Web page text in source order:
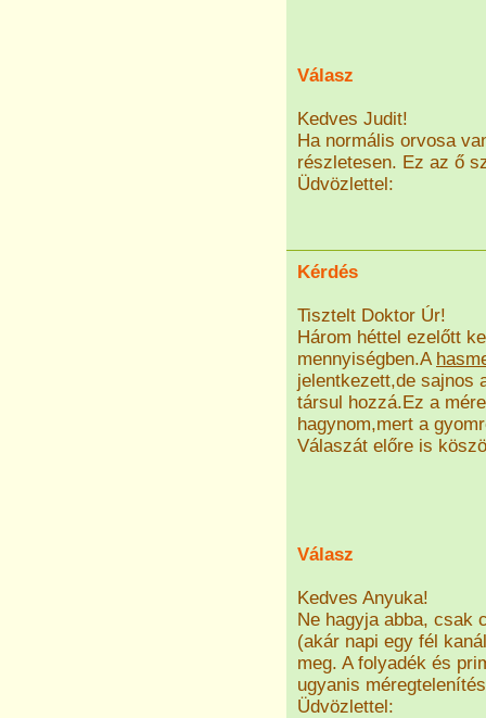
Válasz
Kedves Judit!
Ha normális orvosa
részletesen. Ez az ő
Üdvözlettel:
Kérdés
Tisztelt Doktor Úr!
Három héttel ezelőtt
mennyiségben.A
jelentkezett,de sajnos
társul hozzá.Ez a
hagynom,mert a
Válaszát előre is
Válasz
Kedves Anyuka!
Ne hagyja abba, csak
(akár napi egy fél
meg. A folyadék és
ugyanis
Üdvözlettel: